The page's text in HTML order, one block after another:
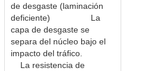
de desgaste (laminación
deficiente) La
capa de desgaste se
separa del núcleo bajo el
impacto del tráfico.
La resistencia de